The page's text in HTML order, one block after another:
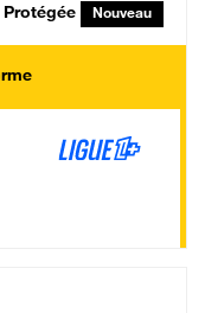
Nouveau